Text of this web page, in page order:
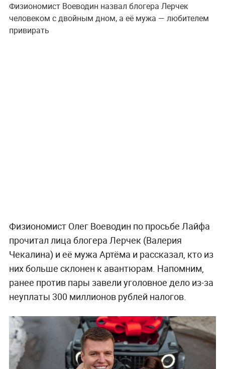
Физиономист Воеводин назвал блогера Лерчек
человеком с двойным дном, а её мужа — любителем
привирать
Физиономист Олег Воеводин по просьбе Лайфа
прочитал лица блогера Лерчек (Валерия
Чекалина) и её мужа Артёма и рассказал, кто из
них больше склонен к авантюрам. Напомним,
ранее против пары завели уголовное дело из-за
неуплаты 300 миллионов рублей налогов.